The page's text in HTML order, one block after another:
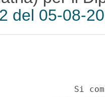
del 05-08-